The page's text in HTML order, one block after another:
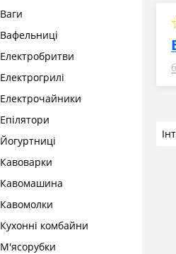
Ваги
Вафельниці
Електробритви
Електрогрилі
Електрочайники
Епілятори
Йогуртниці
Кавоварки
Кавомашина
Кавомолки
Кухонні комбайни
М'ясорубки